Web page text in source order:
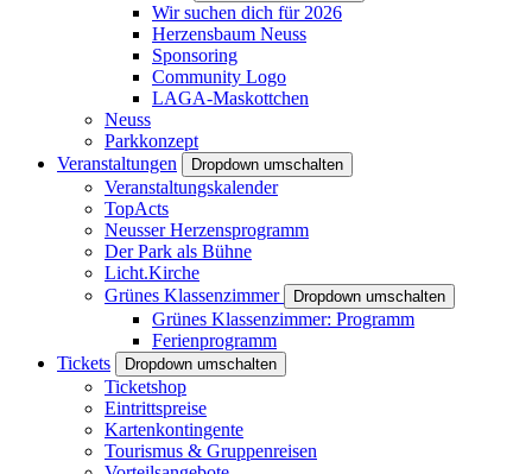
Wir suchen dich für 2026
Herzensbaum Neuss
Sponsoring
Community Logo
LAGA-Maskottchen
Neuss
Parkkonzept
Veranstaltungen
Dropdown umschalten
Veranstaltungskalender
TopActs
Neusser Herzensprogramm
Der Park als Bühne
Licht.Kirche
Grünes Klassenzimmer
Dropdown umschalten
Grünes Klassenzimmer: Programm
Ferienprogramm
Tickets
Dropdown umschalten
Ticketshop
Eintrittspreise
Kartenkontingente
Tourismus & Gruppenreisen